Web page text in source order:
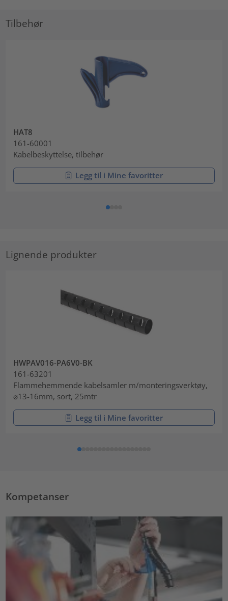
Tilbehør
HAT8
161-60001
Kabelbeskyttelse, tilbehør
Legg til i Mine favoritter
Lignende produkter
HWPAV016-PA6V0-BK
161-63201
Flammehemmende kabelsamler m/monteringsverktøy,
⌀13-16mm, sort, 25mtr
Legg til i Mine favoritter
Kompetanser